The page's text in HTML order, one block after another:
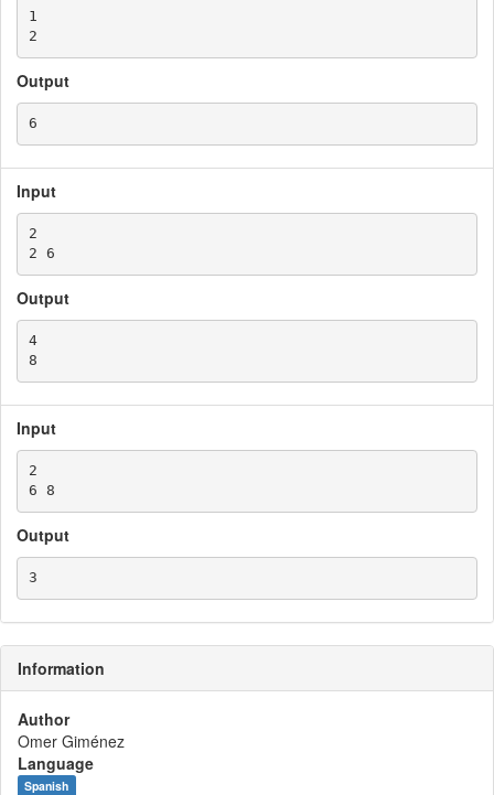
1
Output
Input
2
Output
4
Input
2
Output
Information
Author
Omer Giménez
Language
Spanish